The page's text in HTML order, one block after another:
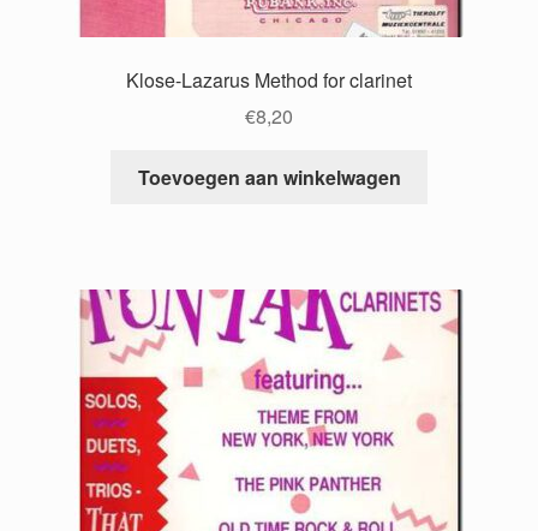
Klose-Lazarus Method for clarinet
€8,20
Toevoegen aan winkelwagen